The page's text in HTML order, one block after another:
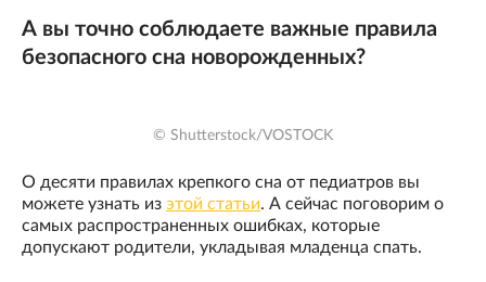
А вы точно соблюдаете важные правила
безопасного сна новорожденных?
© Shutterstock/VOSTOCK
О десяти правилах крепкого сна от педиатров вы
можете узнать из этой статьи. А сейчас поговорим о
самых распространенных ошибках, которые
допускают родители, укладывая младенца спать.